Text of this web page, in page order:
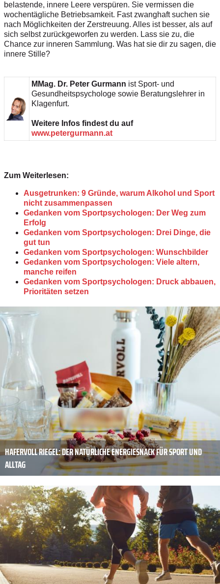
belastende, innere Leere verspüren. Sie vermissen die
wochentägliche Betriebsamkeit. Fast zwanghaft suchen sie
nach Möglichkeiten der Zerstreuung. Alles ist besser, als auf
sich selbstzurückgeworfen zu werden. Lass sie zu, die
Chance zur inneren Sammlung. Was hat sie dir zu sagen, die
innere Stille?
MMag. Dr. Peter Gurmann ist Sport- und
Gesundheitspsychologe sowie Beratungslehrer in
Klagenfurt.
Weitere Infos findest du auf
www.petergurmann.at
Zum Weiterlesen:
Ausgetrunken: 9 Gründe, warum Alkohol und Sport
nicht zusammenpassen
Gedanken vom Sportpsychologen: Der Weg zum
Erfolg
Gedanken vom Sportpsychologen: Drei Dinge, die
gut tun
Gedanken vom Sportpsychologen: Wunschbilder
Gedanken vom Sportpsychologen: Viele altern,
manche reifen
Gedanken vom Sportpsychologen: Druck abbauen,
Prioritäten setzen
HAFERVOLL RIEGEL: DER NATÜRLICHE ENERGIESNACK FÜR SPORT UND
ALLTAG